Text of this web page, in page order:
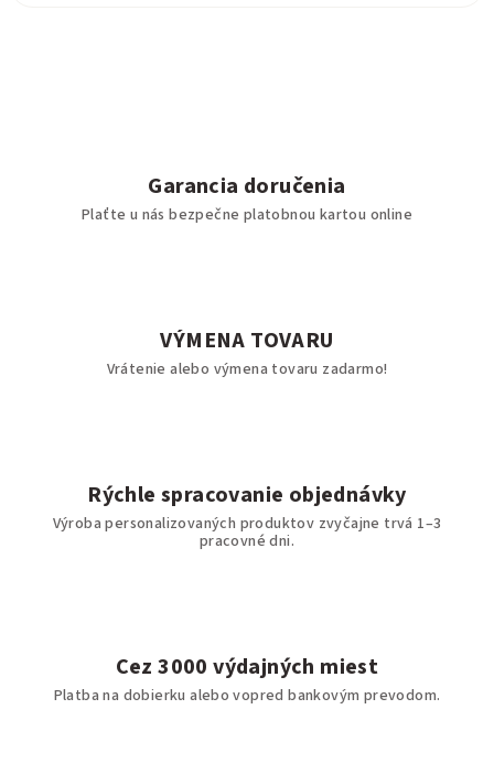
Garancia doručenia
Plaťte u nás bezpečne platobnou kartou online
VÝMENA TOVARU
Vrátenie alebo výmena tovaru zadarmo!
Rýchle spracovanie objednávky
Výroba personalizovaných produktov zvyčajne trvá 1–3
pracovné dni.
Cez 3000 výdajných miest
Platba na dobierku alebo vopred bankovým prevodom.